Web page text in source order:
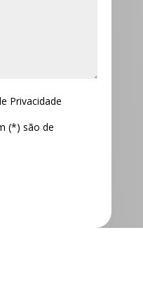
Privacidade
(*) são de